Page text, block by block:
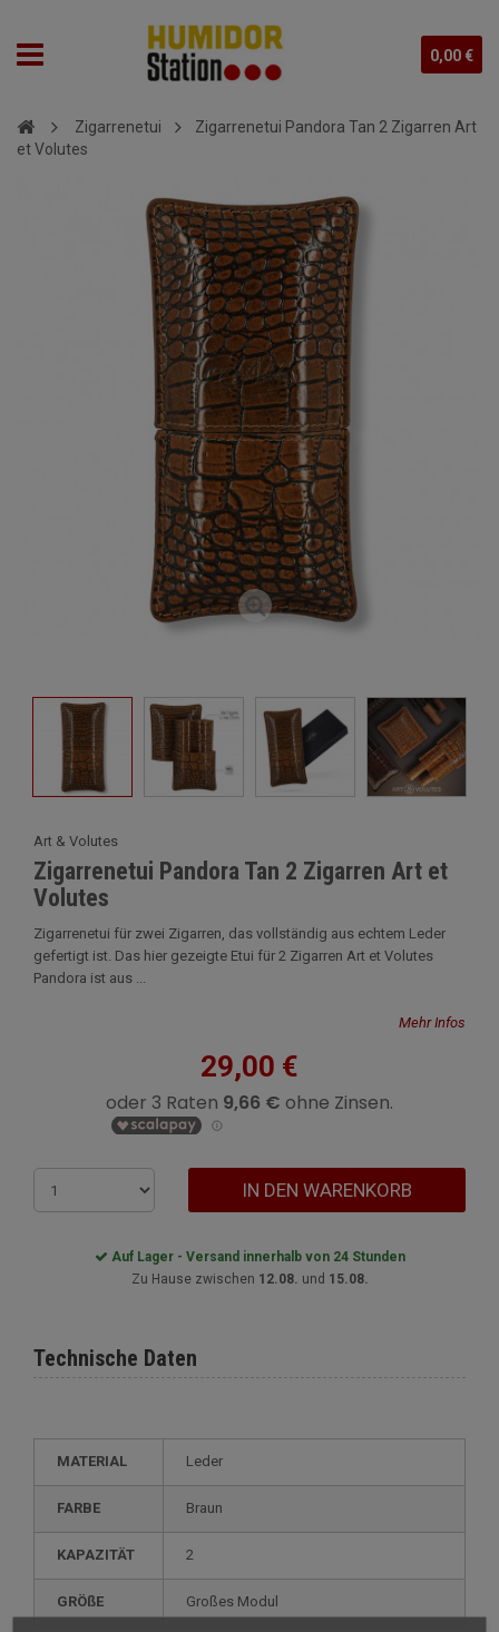
0,00 €
Zigarrenetui
Zigarrenetui Pandora Tan 2 Zigarren Art
et Volutes
Art & Volutes
Zigarrenetui Pandora Tan 2 Zigarren Art et
Volutes
Zigarrenetui für zwei Zigarren, das vollständig aus echtem Leder
gefertigt ist. Das hier gezeigte Etui für 2 Zigarren Art et Volutes
Pandora ist aus ...
Mehr Infos
29,00 €
IN DEN WARENKORB
Auf Lager - Versand innerhalb von 24 Stunden
Zu Hause zwischen 12.08. und 15.08.
Technische Daten
MATERIAL Leder
FARBE Braun
KAPAZITÄT 2
GRÖßE großes Modul